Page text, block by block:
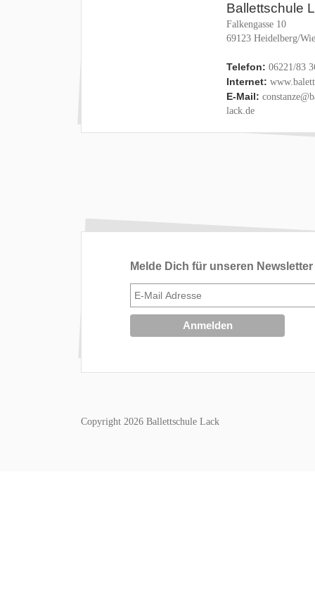
Ballettschule
Falkengasse 10
69123 Heidelberg/
Telefon: 06221/83
Internet:
E-Mail:
lack.de
Melde Dich für unseren
Copyright 2026 Ballettschule Lack